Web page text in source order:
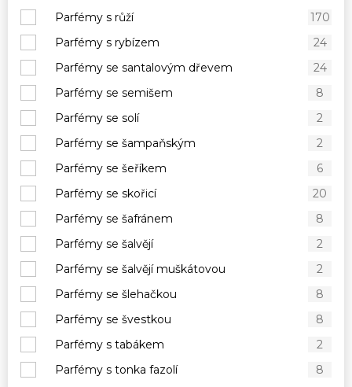
Parfémy s růží
170
Parfémy s rybízem
24
Parfémy se santalovým dřevem
24
Parfémy se semišem
8
Parfémy se solí
2
Parfémy se šampaňským
2
Parfémy se šeříkem
6
Parfémy se skořicí
20
Parfémy se šafránem
8
Parfémy se šalvějí
2
Parfémy se šalvějí muškátovou
2
Parfémy se šlehačkou
8
Parfémy se švestkou
8
Parfémy s tabákem
2
Parfémy s tonka fazolí
8